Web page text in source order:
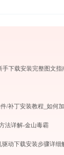
手下载安装完整图文指
/补丁安装教程_如何
法详解-金山毒霸